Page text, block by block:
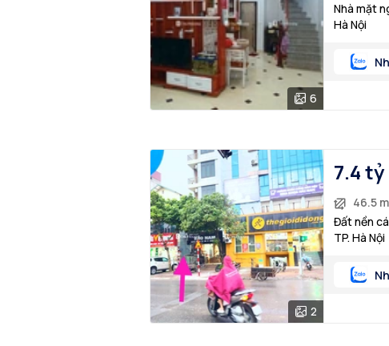
6
Nhà mặt
Hà Nội
2
7.4 tỷ
46.5
Đất nền
TP. Hà Nội